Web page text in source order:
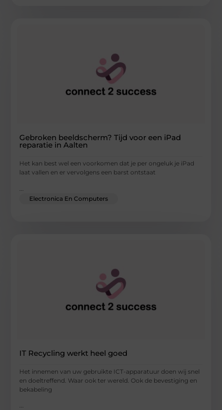
Gebroken beeldscherm? Tijd voor een iPad
reparatie in Aalten
Het kan best wel een voorkomen dat je per ongeluk je iPad
laat vallen en er vervolgens een barst ontstaat
Electronica En Computers
IT Recycling werkt heel goed
Het innemen van uw gebruikte ICT-apparatuur doen wij snel
en doeltreffend. Waar ook ter wereld. Ook de bevestiging en
bekabeling
...